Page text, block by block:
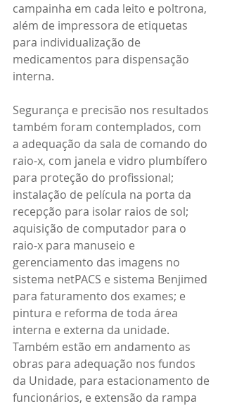
campainha em cada leito e poltrona,
além de impressora de etiquetas
para individualização de
medicamentos para dispensação
interna.
Segurança e precisão nos resultados
também foram contemplados, com
a adequação da sala de comando do
raio-x, com janela e vidro plumbífero
para proteção do profissional;
instalação de película na porta da
recepção para isolar raios de sol;
aquisição de computador para o
raio-x para manuseio e
gerenciamento das imagens no
sistema netPACS e sistema Benjimed
para faturamento dos exames; e
pintura e reforma de toda área
interna e externa da unidade.
Também estão em andamento as
obras para adequação nos fundos
da Unidade, para estacionamento de
funcionários, e extensão da rampa